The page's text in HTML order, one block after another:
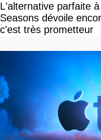
L'alternative parfaite
Seasons dévoile
c'est très prometteur